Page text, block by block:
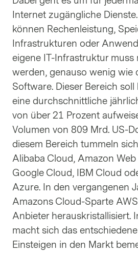
Internet zugängliche
können Rechenleistung,
Infrastrukturen oder
eigene IT-Infrastruktur muss
werden, genauso wenig wie
Software. Dieser Bereich
eine durchschnittliche
von über 21 Prozent
Volumen von 809 Mrd. US-
diesem Bereich tummeln
Alibaba Cloud, Amazon
Google Cloud, IBM Cloud
Azure. In den vergangenen
Amazons Cloud-Sparte
Anbieter herauskristallisiert.
macht sich das
Einsteigen in den Markt